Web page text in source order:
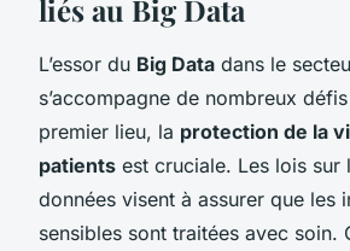
liés au Big Data
L’essor du Big Data dans le
s’accompagne de nombreux
premier lieu, la protection de la
patients est cruciale. Les lois sur
données visent à assurer que les
sensibles sont traitées avec soin.